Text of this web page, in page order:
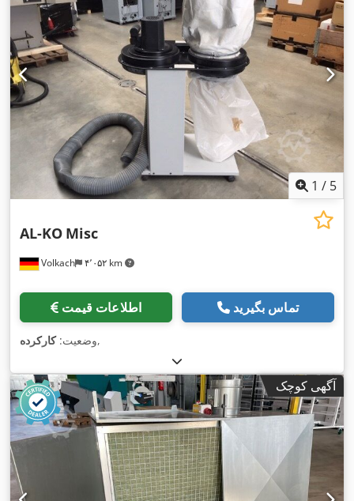
1 / 5
Volkach ۴٬۰۵۲ km
AL-KO Misc
اطلاعات قیمت تماس بگیرید
وضعیت:کارکرده ,
آگهی کوچک